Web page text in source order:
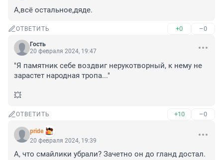
А,всё остальное,дяде.
ОТВЕТИТЬ +0 –0
Гость
20 февраля 2024, 19:47
"Я памятник себе воздвиг нерукотворный, к нему не
зарастет народная тропа..."
💥
ОТВЕТИТЬ +10 –0
pride
20 февраля 2024, 19:39
А, что смайлики убрали? Зачетно он до гланд достал.